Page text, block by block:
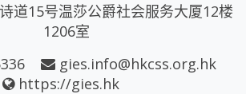
道15号温莎公爵社会服务大厦12楼
1206室
gies.info@hkcss.org.hk
https://gies.hk